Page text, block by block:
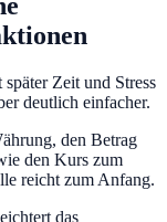
Zeit und Stress
deutlich einfacher.
den Betrag
den Kurs zum
reicht zum Anfang.
das